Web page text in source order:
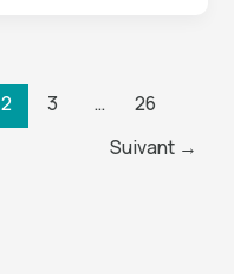
2 3 …
26
Suivant →